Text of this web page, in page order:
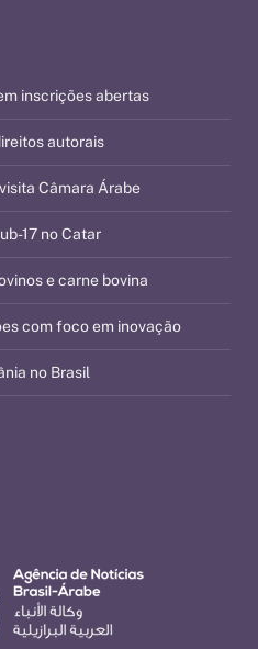
inscrições abertas
autorais
Câmara Árabe
17 no Catar
e carne bovina
com foco em inovação
no Brasil